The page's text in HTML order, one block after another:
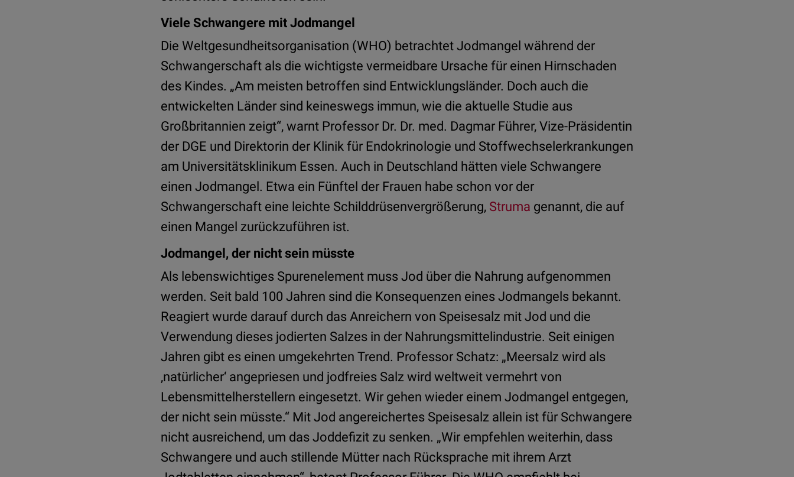
Viele Schwangere mit Jodmangel
Die Weltgesundheitsorganisation (WHO) betrachtet Jodmangel während der
Schwangerschaft als die wichtigste vermeidbare Ursache für einen Hirnschaden
des Kindes. „Am meisten betroffen sind Entwicklungsländer. Doch auch die
entwickelten Länder sind keineswegs immun, wie die aktuelle Studie aus
Großbritannien zeigt“, warnt Professor Dr. Dr. med. Dagmar Führer, Vize-Präsidentin
der DGE und Direktorin der Klinik für Endokrinologie und Stoffwechselerkrankungen
am Universitätsklinikum Essen. Auch in Deutschland hätten viele Schwangere
einen Jodmangel. Etwa ein Fünftel der Frauen habe schon vor der
Schwangerschaft eine leichte Schilddrüsenvergrößerung, Struma genannt, die auf
einen Mangel zurückzuführen ist.
Jodmangel, der nicht sein müsste
Als lebenswichtiges Spurenelement muss Jod über die Nahrung aufgenommen
werden. Seit bald 100 Jahren sind die Konsequenzen eines Jodmangels bekannt.
Reagiert wurde darauf durch das Anreichern von Speisesalz mit Jod und die
Verwendung dieses jodierten Salzes in der Nahrungsmittelindustrie. Seit einigen
Jahren gibt es einen umgekehrten Trend. Professor Schatz: „Meersalz wird als
‚natürlicher‘ angepriesen und jodfreies Salz wird weltweit vermehrt von
Lebensmittelherstellern eingesetzt. Wir gehen wieder einem Jodmangel entgegen,
der nicht sein müsste.“ Mit Jod angereichertes Speisesalz allein ist für Schwangere
nicht ausreichend, um das Joddefizit zu senken. „Wir empfehlen weiterhin, dass
Schwangere und auch stillende Mütter nach Rücksprache mit ihrem Arzt